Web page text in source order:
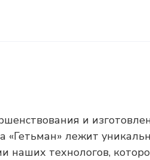
и
«Гетьман» лежит
наших технологов,